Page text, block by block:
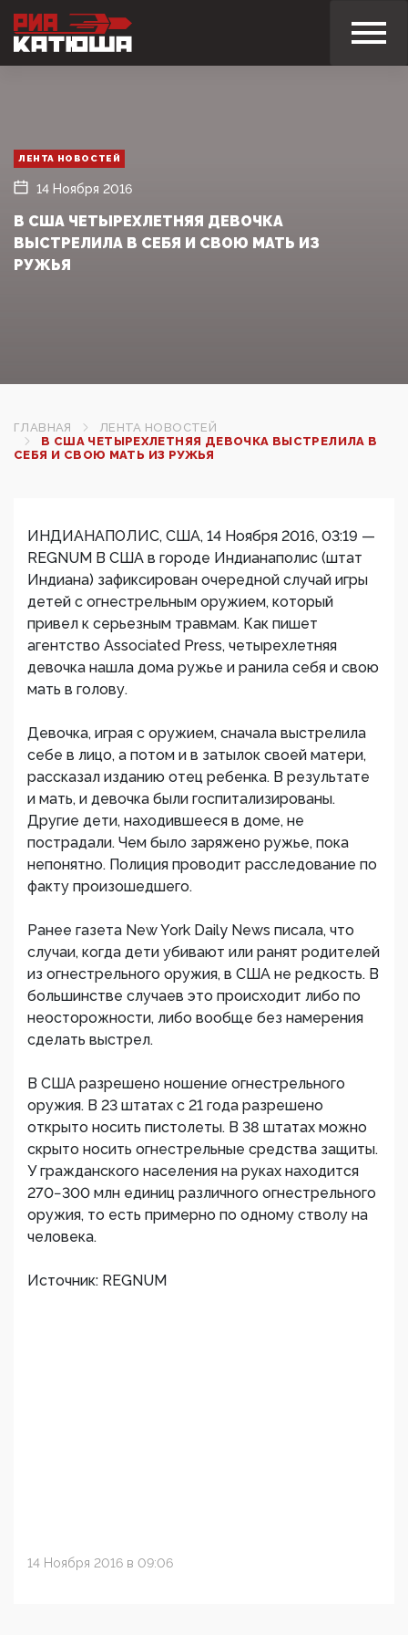
ЛЕНТА НОВОСТЕЙ
14 Ноября 2016
В США ЧЕТЫРЕХЛЕТНЯЯ ДЕВОЧКА
ВЫСТРЕЛИЛА В СЕБЯ И СВОЮ МАТЬ ИЗ
РУЖЬЯ
ГЛАВНАЯ
ЛЕНТА НОВОСТЕЙ
В США ЧЕТЫРЕХЛЕТНЯЯ ДЕВОЧКА ВЫСТРЕЛИЛА В
СЕБЯ И СВОЮ МАТЬ ИЗ РУЖЬЯ
ИНДИАНАПОЛИС, США, 14 Ноября 2016, 03:19 —
REGNUM В США в городе Индианаполис (штат
Индиана) зафиксирован очередной случай игры
детей с огнестрельным оружием, который
привел к серьезным травмам. Как пишет
агентство Associated Press, четырехлетняя
девочка нашла дома ружье и ранила себя и свою
мать в голову.
Девочка, играя с оружием, сначала выстрелила
себе в лицо, а потом и в затылок своей матери,
рассказал изданию отец ребенка. В результате
и мать, и девочка были госпитализированы.
Другие дети, находившееся в доме, не
пострадали. Чем было заряжено ружье, пока
непонятно. Полиция проводит расследование по
факту произошедшего.
Ранее газета New York Daily News писала, что
случаи, когда дети убивают или ранят родителей
из огнестрельного оружия, в США не редкость. В
большинстве случаев это происходит либо по
неосторожности, либо вообще без намерения
сделать выстрел.
В США разрешено ношение огнестрельного
оружия. В 23 штатах с 21 года разрешено
открыто носить пистолеты. В 38 штатах можно
скрыто носить огнестрельные средства защиты.
У гражданского населения на руках находится
270−300 млн единиц различного огнестрельного
оружия, то есть примерно по одному стволу на
человека.
Источник: REGNUM
14 Ноября 2016 в 09:06